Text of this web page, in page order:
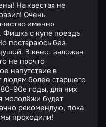
На квестах не
Очень
именно
Фишка с купе поезда
постараюсь без
В квест заложен
не прочто
напутствие в
более старшего
80-90е годы, для них
молодёжи будет
рекомендую, пока
проходили!